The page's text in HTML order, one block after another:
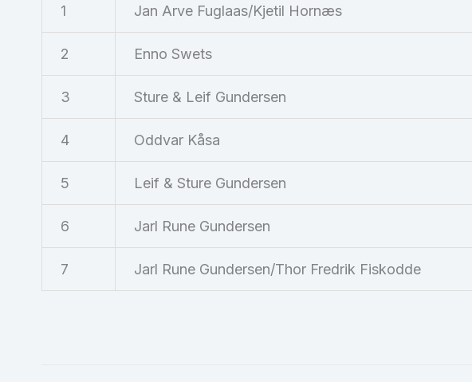
1 Jan Arve Fuglaas/Kjetil Hornæs
2 Enno Swets
3 Sture & Leif Gundersen
4 Oddvar Kåsa
5 Leif & Sture Gundersen
6 Jarl Rune Gundersen
7 Jarl Rune Gundersen/Thor Fredrik Fiskodde